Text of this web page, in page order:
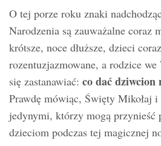
O tej porze roku znaki
Narodzenia są zauważalne coraz
krótsze, noce dłuższe, dzieci
rozentuzjazmowane, a rodzice we
się zastanawiać: co dać dziwcion
Prawdę mówiąc, Święty Mikołaj i
jedynymi, którzy mogą przynieść
dzieciom podczas tej magicznej